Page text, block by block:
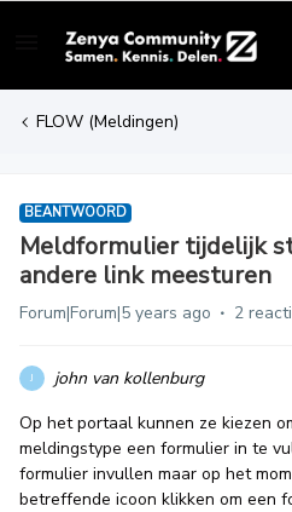
FLOW (Meldingen)
BEANTWOORD
Meldformulier tijdelijk
andere link meesturen
Forum|Forum|5 years ago 2
J
john van kollenburg
Op het portaal kunnen ze kiezen
meldingstype een formulier in te
formulier invullen maar op het
betreffende icoon klikken om een